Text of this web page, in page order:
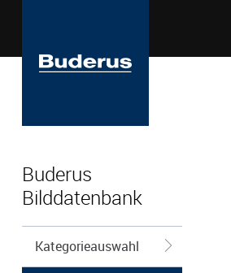
Buderus
Bilddatenbank
Kategorieauswahl